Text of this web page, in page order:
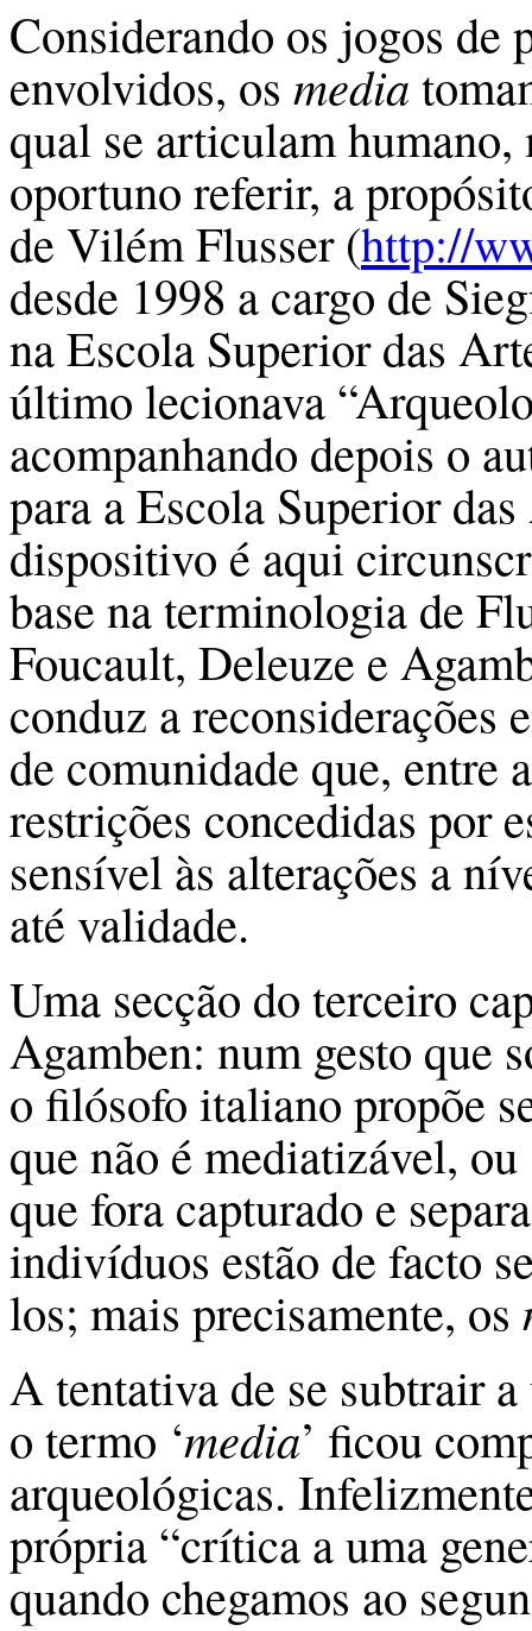
Considerando os jogos de
envolvidos, os media
qual se articulam
oportuno referir, a
de Vilém Flusser (http://
desde 1998 a cargo de
na Escola Superior das
último lecionava
acompanhando depois o
para a Escola Superior
dispositivo é aqui
base na terminologia de
Foucault, Deleuze e
conduz a reconsiderações
de comunidade que, entre
restrições concedidas por
sensível às alterações a
até validade.
Uma secção do terceiro
Agamben: num gesto que
o filósofo italiano propõe
que não é mediatizável,
que fora capturado e
indivíduos estão de facto
los; mais precisamente, os
A tentativa de se subtrair
o termo ‘media’ ficou
arqueológicas.
própria “crítica a uma
quando chegamos ao